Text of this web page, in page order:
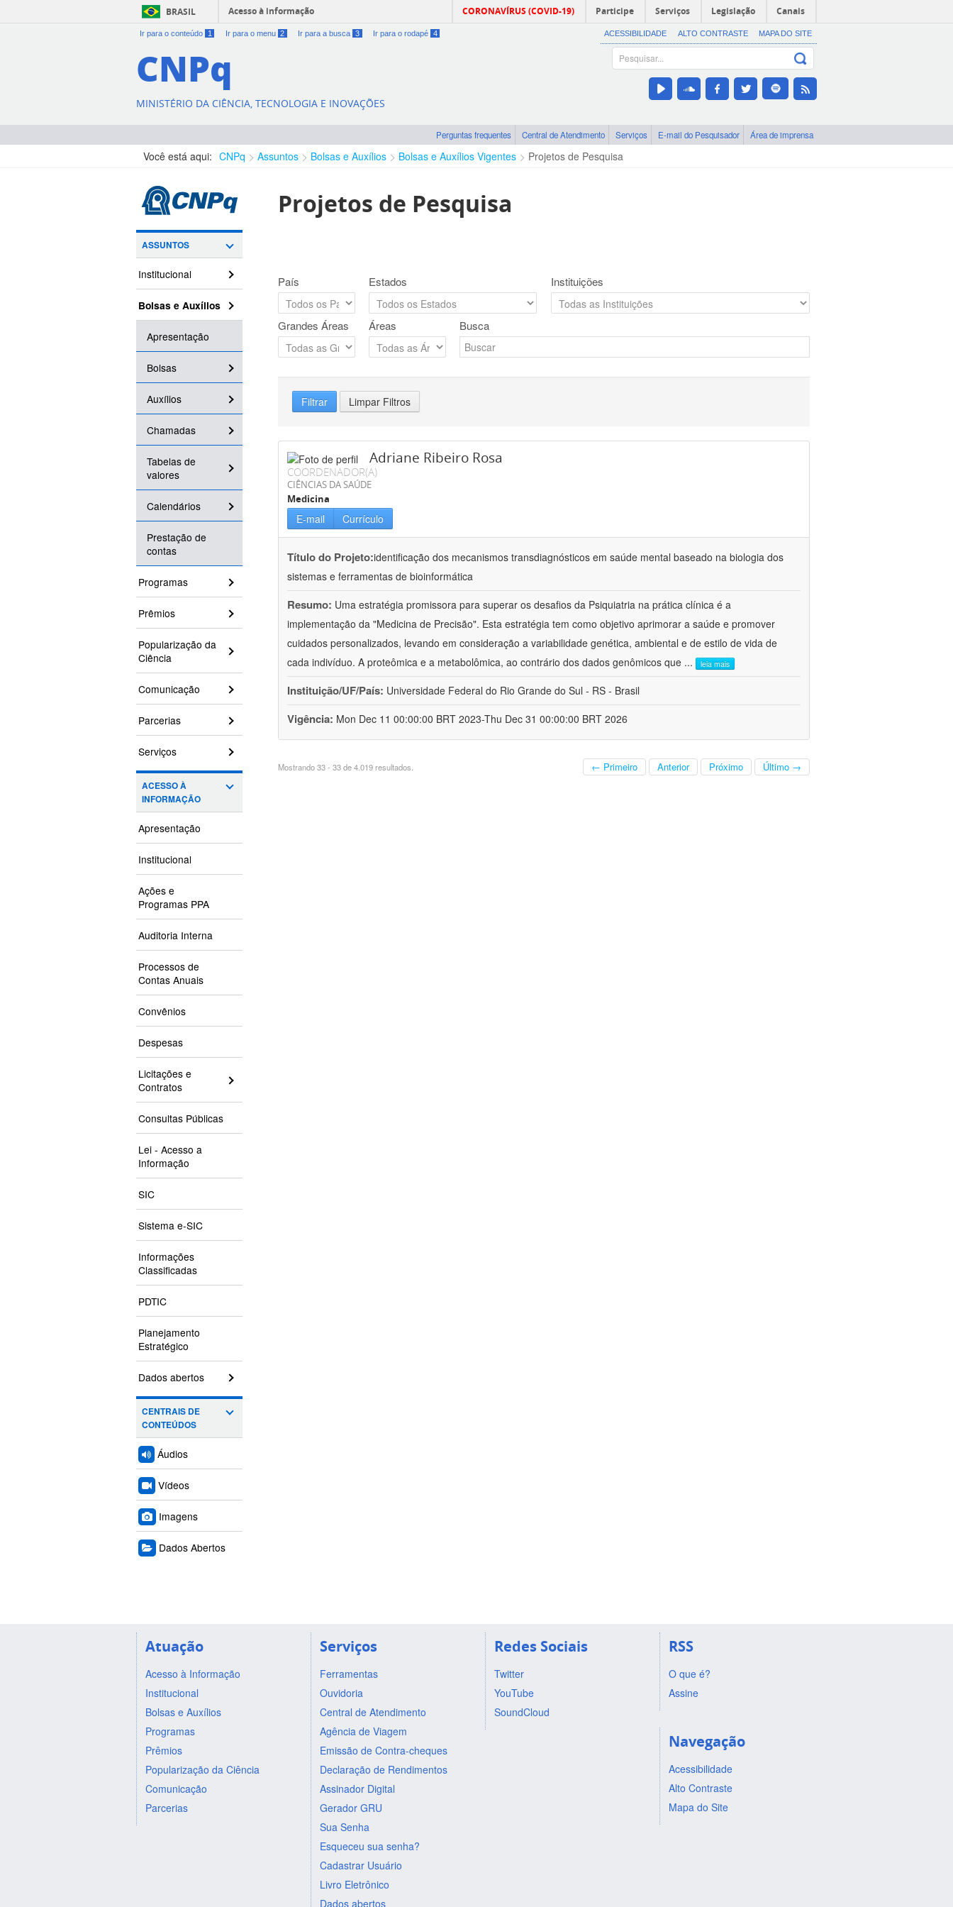
BRASIL Acesso à informação CORONAVÍRUS (COVID-19) Participe Serviços Legislação Canais
Ir para o conteúdo 1 Ir para o menu 2 Ir para a busca 3 Ir para o rodapé 4 ACESSIBILIDADE ALTO CONTRASTE MAPA DO SITE
CNPq
MINISTÉRIO DA CIÊNCIA, TECNOLOGIA E INOVAÇÕES
Perguntas frequentes Central de Atendimento Serviços E-mail do Pesquisador Área de imprensa
Você está aqui: CNPq Assuntos Bolsas e Auxílios Bolsas e Auxílios Vigentes Projetos de Pesquisa
ASSUNTOS
Institucional
Bolsas e Auxílios
Apresentação
Bolsas
Auxílios
Chamadas
Tabelas de
valores
Calendários
Prestação de
contas
Programas
Prêmios
Popularização da
Ciência
Comunicação
Parcerias
Serviços
ACESSO À
INFORMAÇÃO
Apresentação
Institucional
Ações e
Programas PPA
Auditoria Interna
Processos de
Contas Anuais
Convênios
Despesas
Licitações e
Contratos
Consultas Públicas
Lei - Acesso a
Informação
SIC
Sistema e-SIC
Informações
Classificadas
PDTIC
Planejamento
Estratégico
Dados abertos
CENTRAIS DE
CONTEÚDOS
Áudios
Vídeos
Imagens
Dados Abertos
Projetos de Pesquisa
País Estados Instituições
Grandes Áreas Áreas Busca
Filtrar Limpar Filtros
Adriane Ribeiro Rosa
COORDENADOR(A)
CIÊNCIAS DA SAÚDE
Medicina
E-mail Currículo
Título do Projeto:identificação dos mecanismos transdiagnósticos em saúde mental baseado na biologia dos
sistemas e ferramentas de bioinformática
Resumo: Uma estratégia promissora para superar os desafios da Psiquiatria na prática clínica é a
implementação da "Medicina de Precisão". Esta estratégia tem como objetivo aprimorar a saúde e promover
cuidados personalizados, levando em consideração a variabilidade genética, ambiental e de estilo de vida de
cada indivíduo. A proteômica e a metabolômica, ao contrário dos dados genômicos que ... leia mais
Instituição/UF/País: Universidade Federal do Rio Grande do Sul - RS - Brasil
Vigência: Mon Dec 11 00:00:00 BRT 2023-Thu Dec 31 00:00:00 BRT 2026
Mostrando 33 - 33 de 4.019 resultados. ← Primeiro Anterior Próximo Último →
Atuação
Acesso à Informação
Institucional
Bolsas e Auxílios
Programas
Prêmios
Popularização da Ciência
Comunicação
Parcerias
Serviços
Ferramentas
Ouvidoria
Central de Atendimento
Agência de Viagem
Emissão de Contra-cheques
Declaração de Rendimentos
Assinador Digital
Gerador GRU
Sua Senha
Esqueceu sua senha?
Cadastrar Usuário
Livro Eletrônico
Dados abertos
Redes Sociais
Twitter
YouTube
SoundCloud
RSS
O que é?
Assine
Navegação
Acessibilidade
Alto Contraste
Mapa do Site